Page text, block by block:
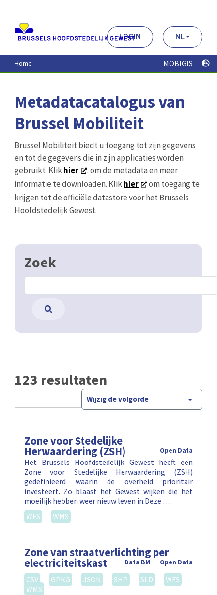
contenu
principal
LOGIN NL
Home MOBIGIS
Metadatacatalogus van
Brussel Mobiliteit
Brussel Mobiliteit biedt u toegang tot zijn gegevens
en tot de gegevens die in zijn applicaties worden
gebruikt. Klikhier
. om de metadata en meer
informatie te downloaden. Klikhier
om toegang te
krijgen tot de officiële datastore voor het Brussels
Hoofdstedelijk Gewest.
Zoek
123 resultaten
Wijzig de volgorde
Zone voor Stedelijke
Herwaardering (ZSH) Open Data
Het Brussels Hoofdstedelijk Gewest heeft een
Zone voor Stedelijke Herwaardering (ZSH)
gedefinieerd waarin de overheid prioritair
investeert. Zo blaast het Gewest wijken die het
moeilijk hebben weer nieuw leven in.Deze …
WFS
WMS
Zone van straatverlichting per
electriciteitskast Open Data
Data BM
CSV GPKG JSON SHP SLD
WFS
WMS